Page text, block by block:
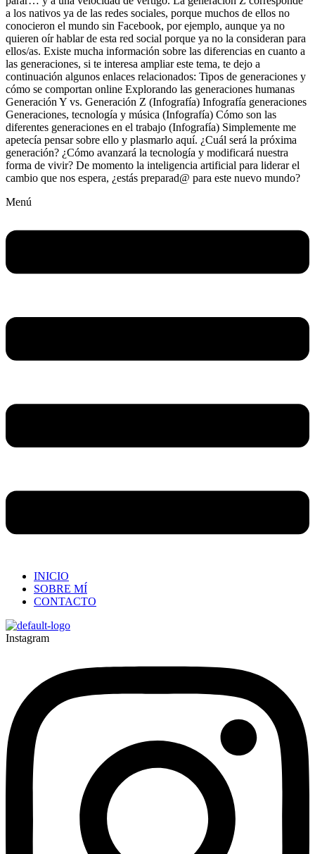
a los nativos ya de las redes sociales, porque muchos de ellos no
conocieron el mundo sin Facebook, por ejemplo, aunque ya no
quieren oír hablar de esta red social porque ya no la consideran para
ellos/as. Existe mucha información sobre las diferencias en cuanto a
las generaciones, si te interesa ampliar este tema, te dejo a
continuación algunos enlaces relacionados: Tipos de generaciones y
cómo se comportan online Explorando las generaciones humanas
Generación Y vs. Generación Z (Infografía) Infografía generaciones
Generaciones, tecnología y música (Infografía) Cómo son las
diferentes generaciones en el trabajo (Infografía) Simplemente me
apetecía pensar sobre ello y plasmarlo aquí. ¿Cuál será la próxima
generación? ¿Cómo avanzará la tecnología y modificará nuestra
forma de vivir? De momento la inteligencia artificial para liderar el
cambio que nos espera, ¿estás preparad@ para este nuevo mundo?
Menú
INICIO
SOBRE MÍ
CONTACTO
Instagram